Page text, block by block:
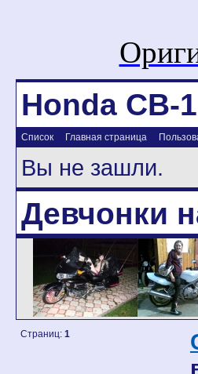
Honda CB-1
Список Главная страница
Вы не зашли.
Девчонки
Страниц: 1